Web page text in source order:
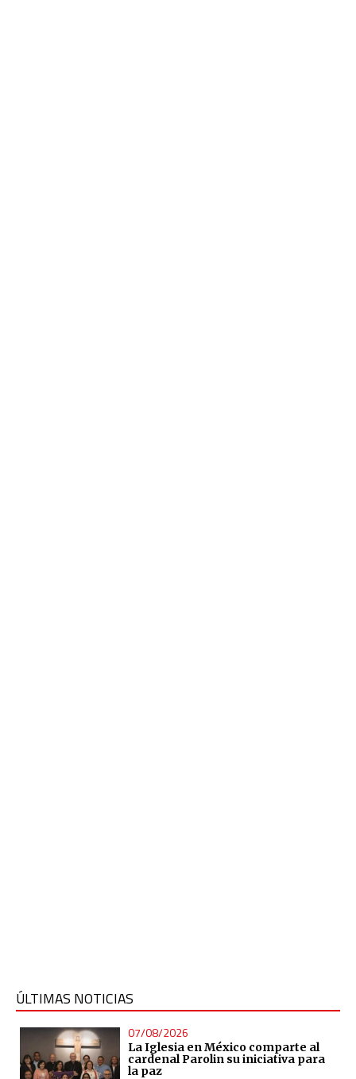
ÚLTIMAS NOTICIAS
07/08/2026
La Iglesia en México comparte al
cardenal Parolin su iniciativa para
la paz